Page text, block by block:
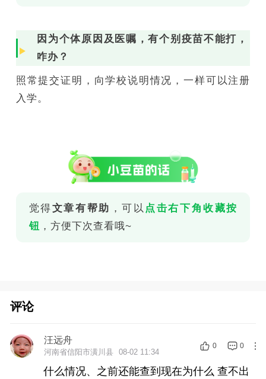
因为个体原因及医嘱，有个别疫苗不能打，
咋办？
照常提交证明，向学校说明情况，一样可以注册
入学。
觉得文章有帮助 ，可以 点击右下角收藏按
钮 ，方便下次查看哦~
评论
汪远舟
河南省信阳市潢川县 08-02 11:34
0 0
什么情况、之前还能查到现在为什么 查不出